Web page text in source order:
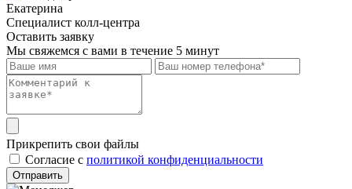
Екатерина
Специалист колл-центра
Оставить заявку
Мы свяжемся с вами в течение 5 минут
Прикрепить свои файлы
Cогласие с политикой конфиденциальности
Отправить